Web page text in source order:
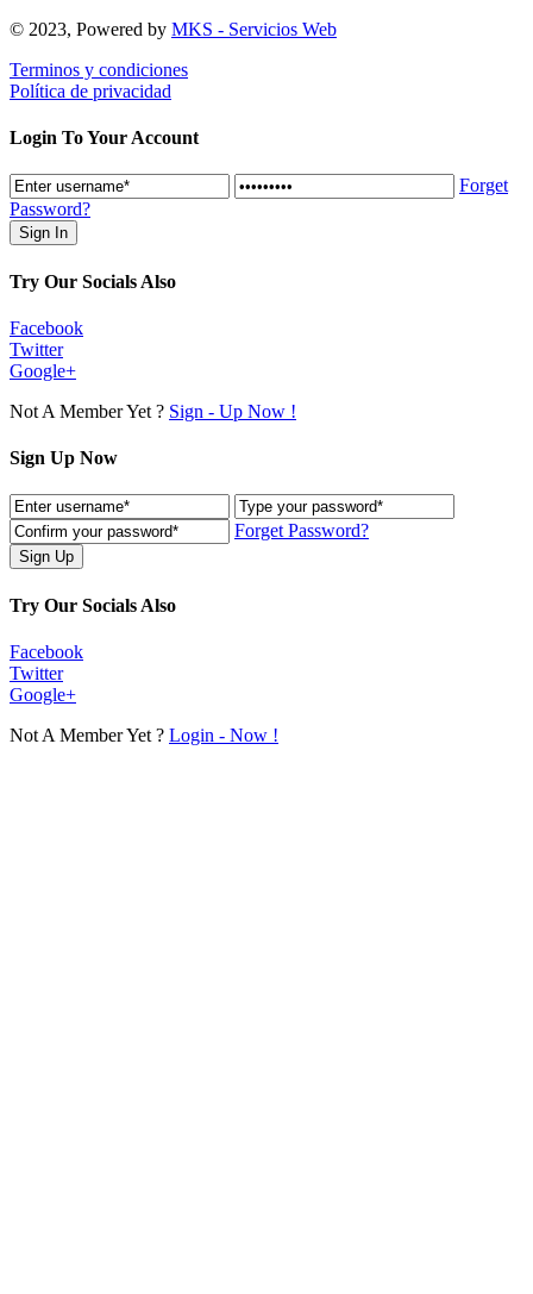
© 2023, Powered by MKS - Servicios Web
Terminos y condiciones
Política de privacidad
Login To Your Account
Forget
Password?
Try Our Socials Also
Facebook
Twitter
Google+
Not A Member Yet ? Sign - Up Now !
Sign Up Now
Forget Password?
Try Our Socials Also
Facebook
Twitter
Google+
Not A Member Yet ? Login - Now !